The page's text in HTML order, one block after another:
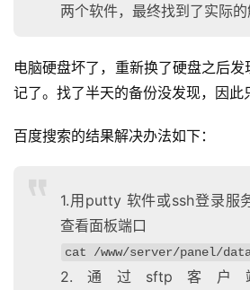
两个软件，最终找到了实际的
电脑硬盘坏了，重新换了硬盘之后
记了。找了半天的备份没发现，因此
百度搜索的结果解决办法如下：
1.用putty 软件或ssh登录服
查看面板端口
cat /www/server/panel/
2.通过sftp客户